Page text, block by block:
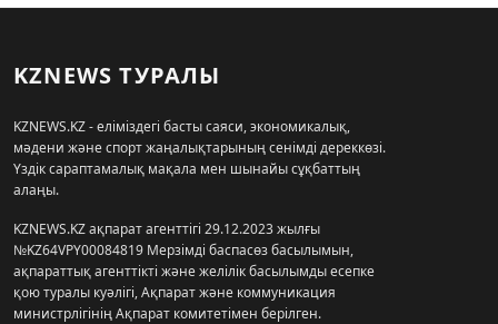
KZNEWS ТУРАЛЫ
KZNEWS.KZ - еліміздегі басты саяси, экономикалық,
мәдени және спорт жаңалықтарының сенімді дереккөзі.
Үздік сараптамалық мақала мен шынайы сұқбаттың
алаңы.
KZNEWS.KZ ақпарат агенттігі 29.12.2023 жылғы
№KZ64VPY00084819 Мерзімді баспасөз басылымын,
ақпараттық агенттікті және желілік басылымды есепке
қою туралы куәлігі, Ақпарат және коммуникация
министрлігінің Ақпарат комитетімен берілген.